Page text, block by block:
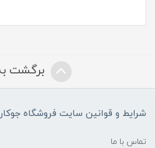
برگشت
شرایط و قوانین سایت فروشگاه جوکار
تماس با ما